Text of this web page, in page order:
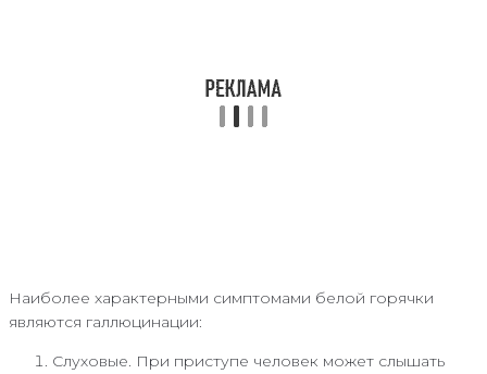
Наиболее характерными симптомами белой горячки
являются галлюцинации:
Слуховые. При приступе человек может слышать